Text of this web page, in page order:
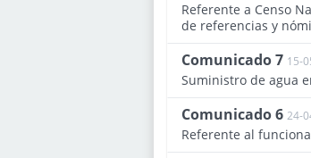
Referente a Censo
de referencias y
Comunicado 7 15-
Suministro de agua
Comunicado 6 24-
Referente al